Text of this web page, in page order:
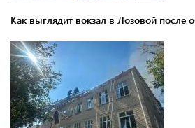
Как выглядит вокзал в Лозовой после